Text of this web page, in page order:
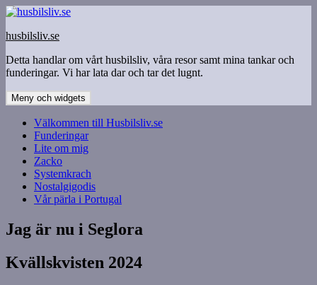
Hoppa
innehåll
husbilsliv.se
Detta handlar om vårt husbilsliv, våra resor samt mina tankar och
funderingar. Vi har lata dar och tar det lugnt.
Meny och widgets
Välkommen till Husbilsliv.se
Funderingar
Lite om mig
Zacko
Systemkrach
Nostalgigodis
Vår pärla i Portugal
Jag är nu i Seglora
Kvällskvisten 2024